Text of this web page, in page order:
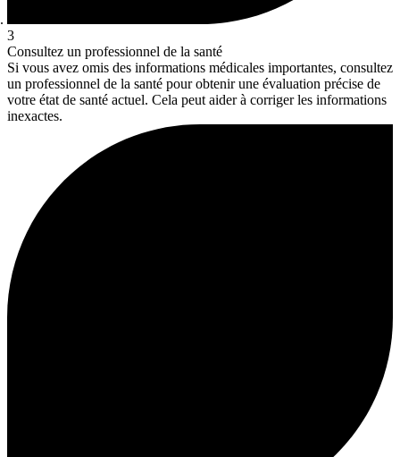
3
Consultez un professionnel de la santé
Si vous avez omis des informations médicales importantes, consultez
un professionnel de la santé pour obtenir une évaluation précise de
votre état de santé actuel. Cela peut aider à corriger les informations
inexactes.